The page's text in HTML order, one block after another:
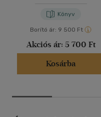
Könyv
Borító ár: 9 500 Ft
Akciós ár: 5 700 Ft
Kosárba